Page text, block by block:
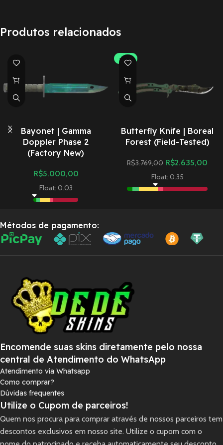
Produtos relacionados
Bayonet | Gamma
Doppler Phase 2
(Factory New)
R$5.000,00
Float: 0.03
-30%
Butterfly Knife | Boreal
Forest (Field-Tested)
R$3.769,00 R$2.635,00
Float: 0.35
Métodos de pagamento:
Encomende suas skins diretamente pelo nossa
central de Atendimento do WhatsApp
Atendimento via Whatsapp
Como comprar?
Dúvidas frequentes
Utilize o Cupom de parceiros!
Quem nos procura para comprar através de nossos parceiros tem
descontos exclusivos em nosso site. Utilize o cupom com o